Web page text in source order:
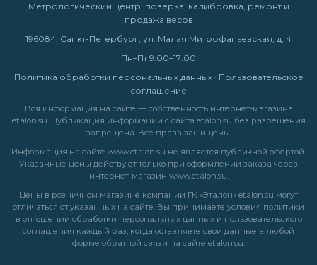
Метрологический центр: поверка, калибровка, ремонт и
продажа весов
196084, Санкт-Петербург, ул. Малая Митрофаньевская, д. 4
Пн–Пт 9:00–17:00
Политика обработки персональных данных· Пользовательское
соглашение
Вся информация на сайте — собственность интернет-магазина
etalon.su. Публикация информации с сайта etalon.su без разрешения
запрещена. Все права защищены.
Информация на сайте www.etalon.su не является публичной офертой.
Указанные цены действуют только при оформлении заказа через
интернет-магазин www.etalon.su.
Цены в розничном магазине компании ГК «Эталон» etalon.su могут
отличаться от указанных на сайте. Вы принимаете условия политики
в отношении обработки персональных данныхи пользовательского
соглашения каждый раз, когда оставляете свои данные в любой
форме обратной связи на сайте etalon.su.